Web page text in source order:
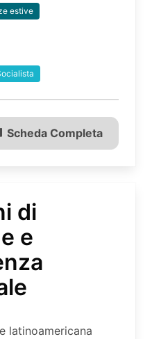
estive
Scheda Completa
di
e
latinoamericana